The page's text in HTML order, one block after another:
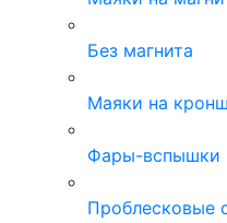
Без магнита
Маяки на
Фары-вспышки
Проблесковые